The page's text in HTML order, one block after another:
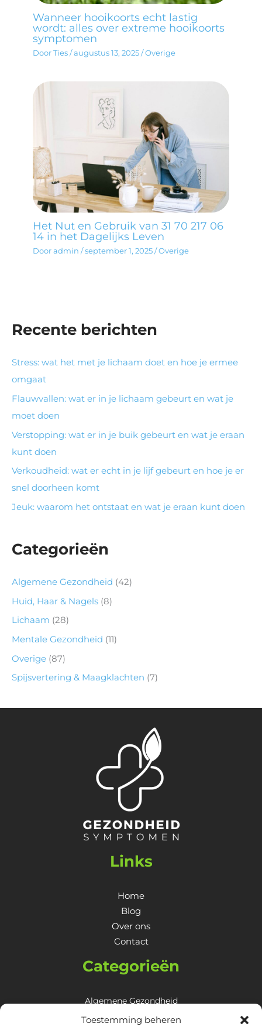
Toestemming beheren
Wanneer hooikoorts echt lastig
wordt: alles over extreme hooikoorts
symptomen
DoorTies/augustus 13, 2025/Overige
Het Nut en Gebruik van 31 70 217 06
14 in het Dagelijks Leven
Dooradmin/september 1, 2025/Overige
Recente berichten
Stress: wat het met je lichaam doet en hoe je ermee
omgaat
Flauwvallen: wat er in je lichaam gebeurt en wat je
moet doen
Verstopping: wat er in je buik gebeurt en wat je eraan
kunt doen
Verkoudheid: wat er echt in je lijf gebeurt en hoe je er
snel doorheen komt
Jeuk: waarom het ontstaat en wat je eraan kunt doen
Categorieën
Algemene Gezondheid (42)
Huid, Haar & Nagels (8)
Lichaam (28)
Mentale Gezondheid (11)
Overige (87)
Spijsvertering & Maagklachten (7)
Links
Home
Blog
Over ons
Contact
Categorieën
Algemene Gezondheid
Huid, Haar & Nagels